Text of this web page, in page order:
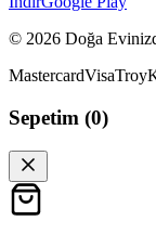
© 2026 Doğa
MastercardVisaTroy
Sepetim (0)